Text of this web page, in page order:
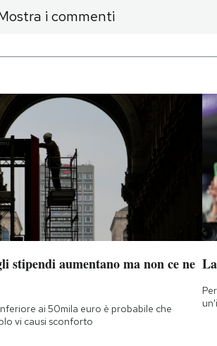
i commenti
stipendi aumentano ma non ce ne
ai 50mila euro è probabile che
vi causi sconforto